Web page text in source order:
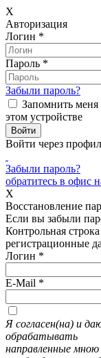
X
Авторизация
Логин *
Пароль *
Забыли пароль?
Запомнить
этом устройстве
Войти через
Забыли пароль?
обратитесь в офис
X
Восстановление
Если вы забыли
Контрольная
регистрационные
Логин *
E-Mail *
Я согласен(на) и
обрабатывать
направленные мною